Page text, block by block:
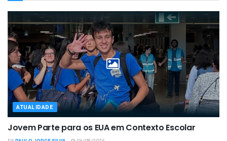
ATUALIDADE
Jovem Parte para os EUA em Contexto Escolar